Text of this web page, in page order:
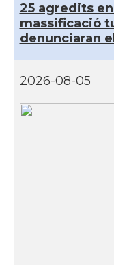
25 agredits
massificació
denunciaran
2026-08-05